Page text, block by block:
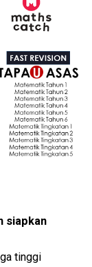
siapkan
tinggi